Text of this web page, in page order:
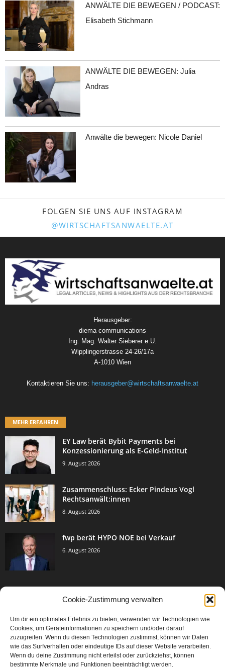
Cookie-Zustimmung verwalten
Um dir ein optimales Erlebnis zu bieten, verwenden wir Technologien wie
Cookies, um Geräteinformationen zu speichern und/oder darauf
zuzugreifen. Wenn du diesen Technologien zustimmst, können wir Daten
wie das Surfverhalten oder eindeutige IDs auf dieser Website verarbeiten.
Wenn du deine Zustimmung nicht erteilst oder zurückziehst, können
bestimmte Merkmale und Funktionen beeinträchtigt werden.
ANWÄLTE DIE BEWEGEN / PODCAST:
Elisabeth Stichmann
ANWÄLTE DIE BEWEGEN: Julia
Andras
Anwälte die bewegen: Nicole Daniel
FOLGEN SIE UNS AUF INSTAGRAM
@WIRTSCHAFTSANWAELTE.AT
Herausgeber:
diema communications
Ing. Mag. Walter Sieberer e.U.
Wipplingerstrasse 24-26/17a
A-1010 Wien
Kontaktieren Sie uns: herausgeber@wirtschaftsanwaelte.at
MEHR ERFAHREN
EY Law berät Bybit Payments bei
Konzessionierung als E-Geld-Institut
9. August 2026
Zusammenschluss: Ecker Pindeus Vogl
Rechtsanwält:innen
8. August 2026
fwp berät HYPO NOE bei Verkauf
6. August 2026
Events & Success 3005
Breaking News 2067
Aktuelles